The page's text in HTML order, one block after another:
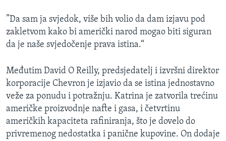
”Da sam ja svjedok, više bih volio da dam izjavu pod
zakletvom kako bi američki narod mogao biti siguran
da je naše svjedočenje prava istina.“
Međutim David O Reilly, predsjedatelj i izvršni direktor
korporacije Chevron je izjavio da se istina jednostavno
veže za ponudu i potražnju. Katrina je zatvorila trećinu
američke proizvodnje nafte i gasa, i četvrtinu
američkih kapaciteta rafiniranja, što je dovelo do
privremenog nedostatka i panične kupovine. On dodaje